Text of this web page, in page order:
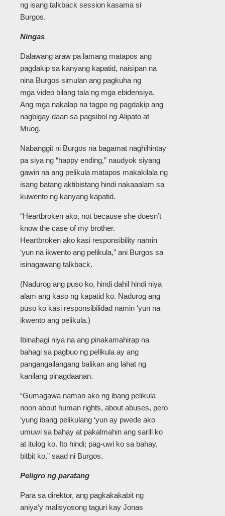
ng isang talkback session kasama si
Burgos.
Ningas
Dalawang araw pa lamang matapos ang
pagdakip sa kanyang kapatid, naisipan na
nina Burgos simulan ang pagkuha ng
mga video bilang tala ng mga ebidensiya.
Ang mga nakalap na tagpo ng pagdakip ang
nagbigay daan sa pagsibol ng Alipato at
Muog.
Nabanggit ni Burgos na bagamat naghihintay
pa siya ng “happy ending,” naudyok siyang
gawin na ang pelikula matapos makakilala ng
isang batang aktibistang hindi nakaaalam sa
kuwento ng kanyang kapatid.
“Heartbroken ako, not because she doesn’t
know the case of my brother.
Heartbroken ako kasi responsibility namin
‘yun na ikwento ang pelikula,” ani Burgos sa
isinagawang talkback.
(Nadurog ang puso ko, hindi dahil hindi niya
alam ang kaso ng kapatid ko. Nadurog ang
puso ko kasi responsibilidad namin ‘yun na
ikwento ang pelikula.)
Ibinahagi niya na ang pinakamahirap na
bahagi sa pagbuo ng pelikula ay ang
pangangailangang balikan ang lahat ng
kanilang pinagdaanan.
“Gumagawa naman ako ng ibang pelikula
noon about human rights, about abuses, pero
‘yung ibang pelikulang ‘yun ay pwede ako
umuwi sa bahay at pakalmahin ang sarili ko
at itulog ko. Ito hindi; pag-uwi ko sa bahay,
bitbit ko,” saad ni Burgos.
Peligro ng paratang
Para sa direktor, ang pagkakakabit ng
aniya’y malisyosong taguri kay Jonas